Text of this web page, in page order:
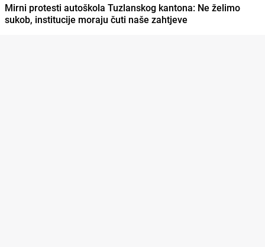
Mirni protesti autoškola Tuzlanskog kantona: Ne želimo
sukob, institucije moraju čuti naše zahtjeve